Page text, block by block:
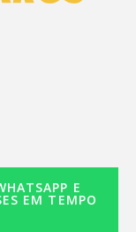
E
EM TEMPO